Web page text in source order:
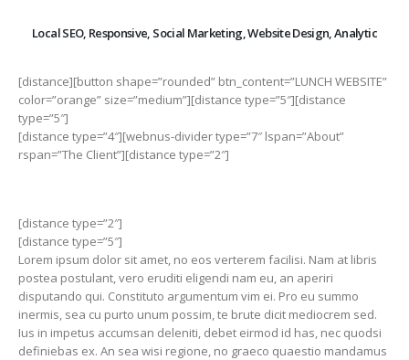
Local SEO, Responsive, Social Marketing, Website Design, Analytic
[distance][button shape=”rounded” btn_content=”LUNCH WEBSITE”
color=”orange” size=”medium”][distance type=”5″][distance
type=”5″]
[distance type=”4″][webnus-divider type=”7″ lspan=”About”
rspan=”The Client”][distance type=”2″]
[distance type=”2″]
[distance type=”5″]
Lorem ipsum dolor sit amet, no eos verterem facilisi. Nam at libris
postea postulant, vero eruditi eligendi nam eu, an aperiri
disputando qui. Constituto argumentum vim ei. Pro eu summo
inermis, sea cu purto unum possim, te brute dicit mediocrem sed.
Ius in impetus accumsan deleniti, debet eirmod id has, nec quodsi
definiebas ex. An sea wisi regione, no graeco quaestio mandamus